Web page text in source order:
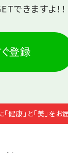
できますよ！！
健康」と「美」をお